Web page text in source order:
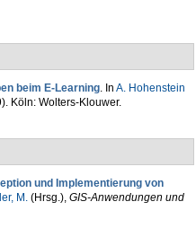
beim E-Learning. In A. Hohenstein
Köln: Wolters-Klouwer.
und Implementierung von
M.(Hrsg.), GIS-Anwendungen und